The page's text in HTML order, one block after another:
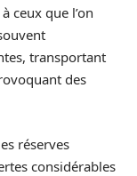
ceux que l’on
transportant
des
réserves
considérables